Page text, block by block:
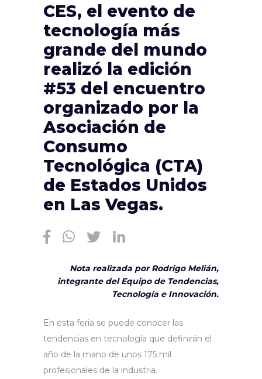
CES, el evento de
tecnología más
grande del mundo
realizó la edición
#53 del encuentro
organizado por la
Asociación de
Consumo
Tecnológica (CTA)
de Estados Unidos
en Las Vegas.
Nota realizada por Rodrigo Melián,
integrante del Equipo de Tendencias,
Tecnología e Innovación.
En esta feria se puede conocer las
tendencias en tecnología que definirán el
año de la mano de unos 175 mil
profesionales de la industria.